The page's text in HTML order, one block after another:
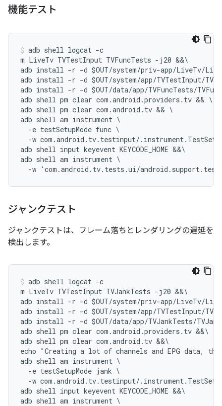
機能テスト
adb shell logcat -c
m LiveTv TVTestInput TVFuncTests -j20 &&\
adb install -r -d $OUT/system/priv-app/LiveTv/
adb install -r -d $OUT/system/app/TVTestInput/
adb install -r -d $OUT/data/app/TVFuncTests/
adb shell pm clear com.android.providers.tv && \
adb shell pm clear com.android.tv && \
adb shell am instrument \
  -e testSetupMode func \
-w com.android.tv.testinput/
adb shell input keyevent KEYCODE_HOME &&\
adb shell am instrument \
ジャンクテスト
ジャンクテストは、フレーム落ちとレンダリングの遅延を
検出します。
adb shell logcat -c
m LiveTv TVTestInput TVJankTests -j20 &&\
adb install -r -d $OUT/system/priv-app/LiveTv/
adb install -r -d $OUT/system/app/TVTestInput/
adb install -r -d $OUT/data/app/TVJankTests/
adb shell pm clear com.android.providers.tv &&\
adb shell pm clear com.android.tv &&\
echo "Creating a lot of channels and EPG data,
adb shell am instrument \
  -e testSetupMode jank \
-w com.android.tv.testinput/
adb shell input keyevent KEYCODE_HOME &&\
adb shell am instrument \